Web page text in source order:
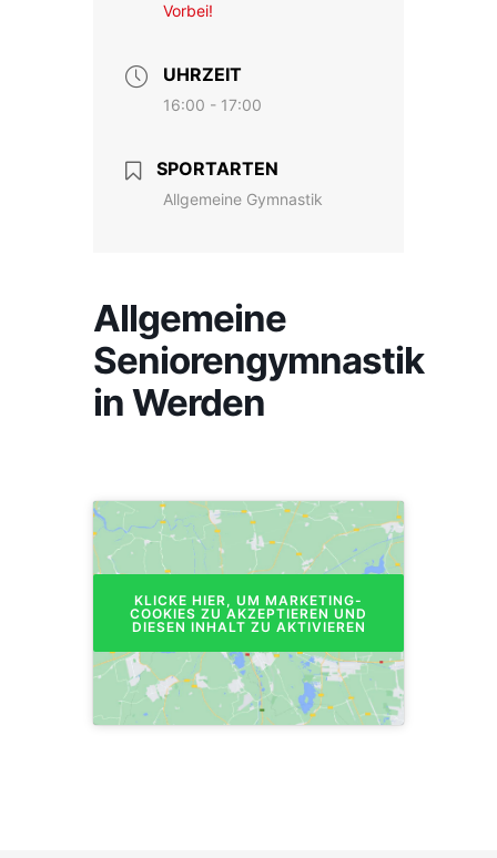
Vorbei!
UHRZEIT
16:00 - 17:00
SPORTARTEN
Allgemeine Gymnastik
Allgemeine
Seniorengymnastik
in Werden
KLICKE HIER, UM MARKETING-
COOKIES ZU AKZEPTIEREN UND
DIESEN INHALT ZU AKTIVIEREN